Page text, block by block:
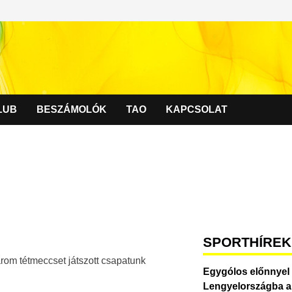
BESZÁMOLÓK TAO KAPCSOLAT
tétmeccset játszott csapatunk
SPORTHÍREK
Egygólos előnnyel
Lengyelországba